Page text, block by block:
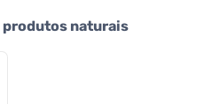
produtos naturais